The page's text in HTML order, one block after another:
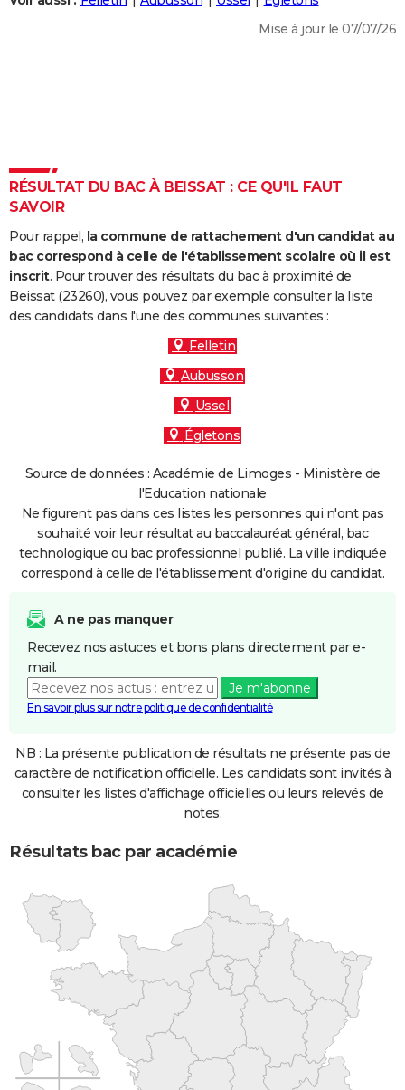
DICTIONNAIRE
Dictionnaire
Biographies
Citations
Expressions
Proverbes
PROGRAMME TV
COPAINS D'AVANT
S'inscrire
Se connecter
Lycées
Collèges
Primaires
Universités
Entreprises
Service militaire
Avis de recherche
AVIS DE DÉCÈS
FORUM
Mise à jour le 07/07/26
RÉSULTAT DU BAC À BEISSAT : CE QU'IL FAUT
SAVOIR
Pour rappel, la commune de rattachement d'un candidat au
bac correspond à celle de l'établissement scolaire où il est
inscrit. Pour trouver des résultats du bac à proximité de
Beissat (23260), vous pouvez par exemple consulter la liste
des candidats dans l'une des communes suivantes :
Felletin
Aubusson
Ussel
Égletons
Source de données : Académie de Limoges - Ministère de
l'Education nationale
Ne figurent pas dans ces listes les personnes qui n'ont pas
souhaité voir leur résultat au baccalauréat général, bac
technologique ou bac professionnel publié. La ville indiquée
correspond à celle de l'établissement d'origine du candidat.
A ne pas manquer
Recevez nos astuces et bons plans directement par e-
mail.
Je m'abonne
En savoir plus sur notre politique de confidentialité
NB : La présente publication de résultats ne présente pas de
caractère de notification officielle. Les candidats sont invités à
consulter les listes d'affichage officielles ou leurs relevés de
notes.
Résultats bac par académie